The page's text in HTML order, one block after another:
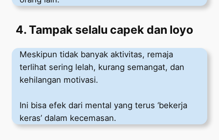
4. Tampak selalu capek dan loyo
Meskipun tidak banyak aktivitas, remaja
terlihat sering lelah, kurang semangat, dan
kehilangan motivasi.
Ini bisa efek dari mental yang terus ‘bekerja
keras’ dalam kecemasan.